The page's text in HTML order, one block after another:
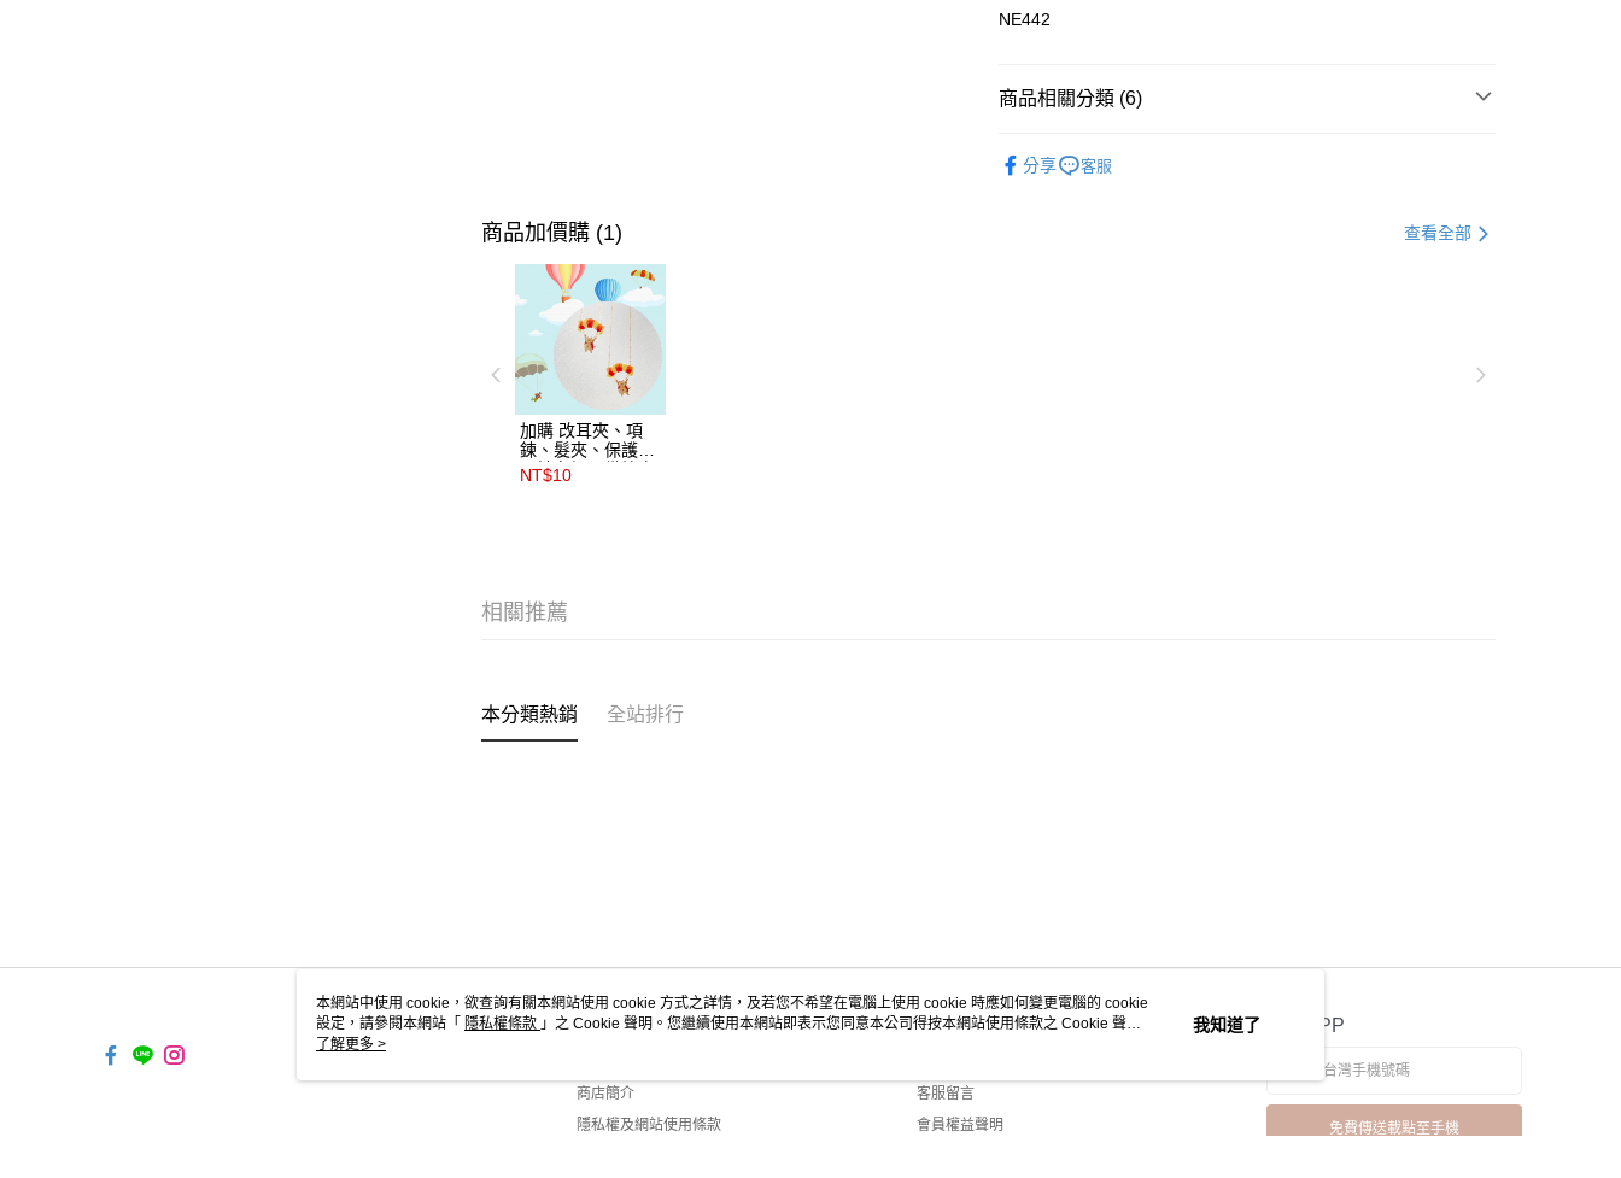
每筆NT$60，滿NT$1,000(含以上)免運費
NE442
商品相關分類 (6)
分享 客服
商品加價購 (1) 查看全部
加購 改耳夾、項
鍊、髮夾、保護膠
＊請在訂單備註商
品及欲修改的飾品
NT$10
相關推薦
本分類熱銷 全站排行
關於我們
商店簡介
隱私權及網站使用條款
客服資訊
客服留言
會員權益聲明
官方APP
免費傳送載點至手機
本網站中使用 cookie，欲查詢有關本網站使用 cookie 方式之詳情，及若您不希望在電腦上使用 cookie 時應如何變更電腦的 cookie
設定，請參閱本網站「 隱私權條款 」之 Cookie 聲明。您繼續使用本網站即表示您同意本公司得按本網站使用條款之 Cookie 聲明
使用 cookie。
了解更多 >
我知道了